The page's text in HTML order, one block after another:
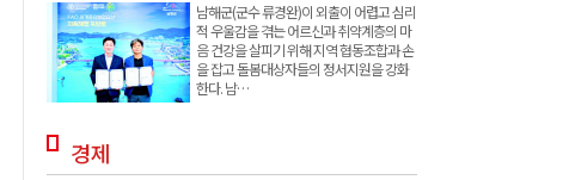
남해군(군수 류경완)이 외출이 어렵고 심리
적 우울감을 겪는 어르신과 취약계층의 마
음 건강을 살피기 위해 지역 협동조합과 손
을 잡고 돌봄대상자들의 정서지원을 강화
한다. 남…
경제